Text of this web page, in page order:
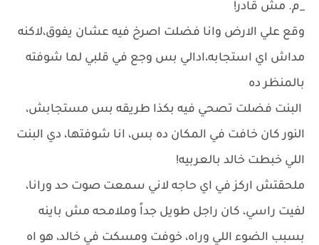
_م. مش قادر!
وقع علي الارض وانا فضلت اصرخ فيه عشان يفوق،لاكنه
مداش اي استجابه،ادالي بس وجع في قلبي لما شوفته
بالمنظر ده
البنت فضلت تصحي فيه بكذا طريقه بس مستجابش،
النور كان خافت في المكان ده بس، انا شوفتها، دي البنت
اللي خبطت خالد بالعربيه!
ملحقتش اركز في اي حاجه لاني سمعت صوت حد ورانا،
لفيت راسي، كان راجل طويل جداً وملامحه مش باينه
بسبب الضوء اللي وراه، خوفت ومسكت في خالد، هو اه